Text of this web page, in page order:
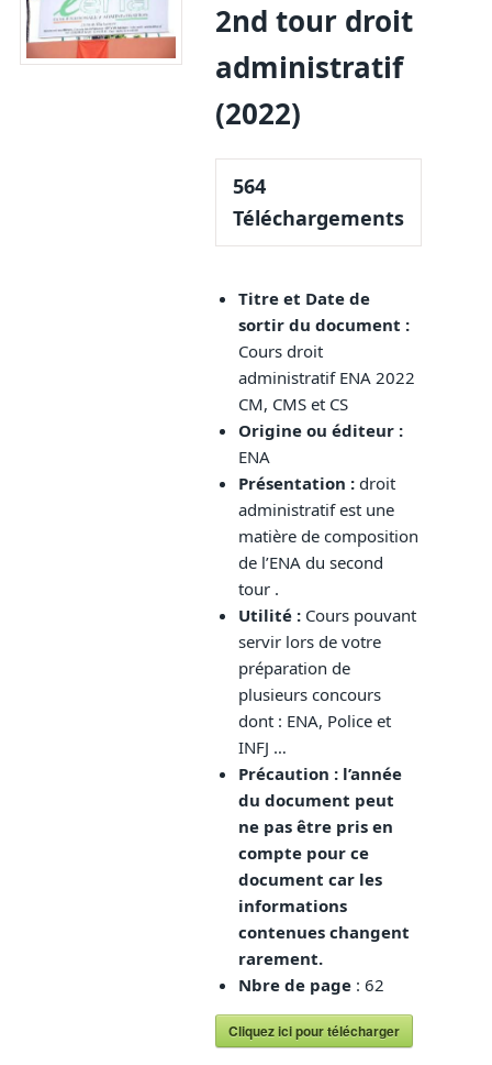
2nd tour droit
administratif
(2022)
564
Téléchargements
Titre et Date de
sortir du document :
Cours droit
administratif ENA 2022
CM, CMS et CS
Origine ou éditeur :
ENA
Présentation : droit
administratif est une
matière de composition
de l’ENA du second
tour .
Utilité : Cours pouvant
servir lors de votre
préparation de
plusieurs concours
dont : ENA, Police et
INFJ …
Précaution : l’année
du document peut
ne pas être pris en
compte pour ce
document car les
informations
contenues changent
rarement.
Nbre de page : 62
Cliquez ici pour télécharger